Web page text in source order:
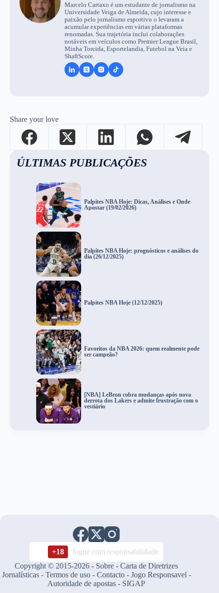
Marcelo Cartaxo é um estudante de jornalismo na
Universidade Veiga de Almeida, cujo interesse e
paixão pelo jornalismo esportivo o levaram a
acumular experiências em várias plataformas
renomadas. Sua trajetória inclui colaborações
notáveis em veículos como Premier League Brasil,
Minha Torcida, Esportelandia, Futebol na Veia e
ShaftScore.
Share your love
ÚLTIMAS PUBLICAÇÕES
Palpites NBA Hoje: Dicas, Análises e Onde
Apostar (19/02/2026)
Palpites NBA Hoje: prognósticos e análises do
dia (26/12/2025)
Palpites NBA Hoje (12/12/2025)
Favoritos da NBA 2026: quem realmente pode
ser campeão?
[NBA] LeBron cobra mudanças após nova
derrota dos Lakers e admite frustração com o
vestiário
+18
Jogue com responsabilidade
Copyright © 2015-2026 - Sobre -Carta de Diretrizes
Jornalísticas- Termos de uso- Contacto- Jogo Responsavel -
Autoridade de apostas - SIGAP